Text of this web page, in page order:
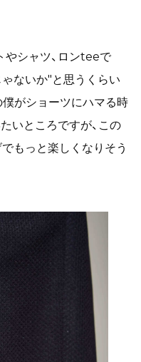
やシャツ、ロンteeで
ゃないか"と思うくらい
がショーツにハマる時
いところですが、この
もっと楽しくなりそう